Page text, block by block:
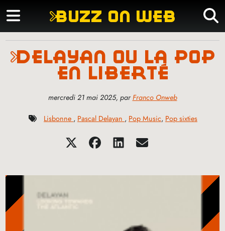
buzz on web
delayan ou la pop
en liberté
mercredi 21 mai 2025, parFranco Onweb
Lisbonne , Pascal Delayan , Pop Music, Pop sixties